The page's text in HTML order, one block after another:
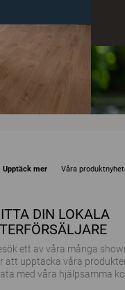
Upptäck mer Våra
DIN LOKALA
ett av våra många
att upptäcka våra
med våra hjälpsamma